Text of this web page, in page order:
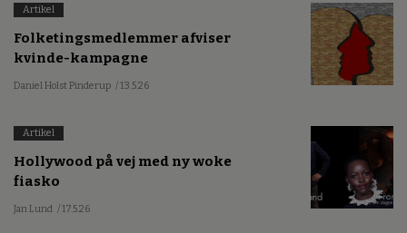
Artikel
Folketingsmedlemmer afviser
kvinde-kampagne
Daniel Holst Pinderup / 13.5.26
Artikel
Hollywood på vej med ny woke
fiasko
Jan Lund / 17.5.26